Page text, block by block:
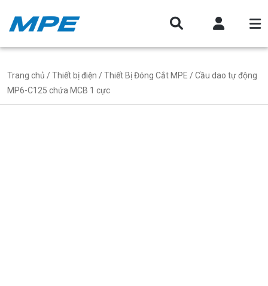
Trang chủ /Thiết bị điện /Thiết Bị Đóng Cắt MPE / Cầu dao tự động
MP6-C125 chứa MCB 1 cực